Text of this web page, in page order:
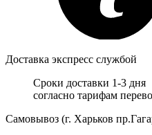
Доставка экспресс службой
Сроки доставки 1-3 дня
согласно тарифам
Самовывоз (г. Харьков